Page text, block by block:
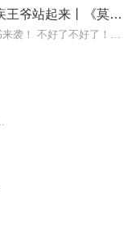
养肥畅听⭐嫡女毒妃，残疾王爷站起来丨《莫离》同款丨穿越重生丨古言丨相爱相杀丨双强